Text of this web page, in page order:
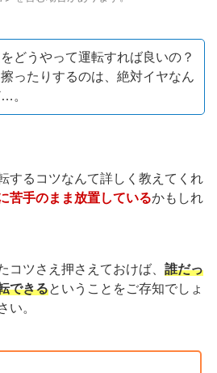
どうやって運転すれば良いの？
ったりするのは、絶対イヤなん
。
するコツなんて詳しく教えてくれ
苦手のまま放置しているかもしれ
コツさえ押さえておけば、 誰だっ
できるということをご存知でしょ
い。